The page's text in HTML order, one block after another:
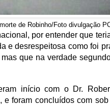
de Robinho/Foto divulgação
por entender que
e desrespeitosa como foi
que na verdade
início com o Dr.
foram concluídos com